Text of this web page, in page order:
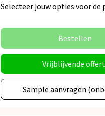
Selecteer jouw opties voor de
Bestellen
Vrijblijvende
Sample aanvragen